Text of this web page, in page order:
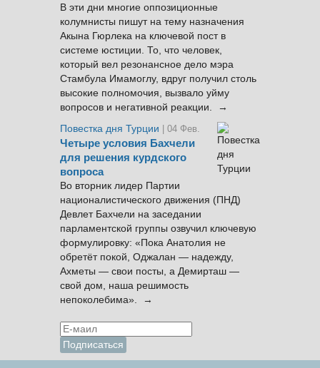
В эти дни многие оппозиционные
колумнисты пишут на тему назначения
Акына Гюрлека на ключевой пост в
системе юстиции. То, что человек,
который вел резонансное дело мэра
Стамбула Имамоглу, вдруг получил столь
высокие полномочия, вызвало уйму
вопросов и негативной реакции. →
Повестка дня Турции
| 04 Фев.
Четыре условия Бахчели
для решения курдского
вопроса
Во вторник лидер Партии
националистического движения (ПНД)
Девлет Бахчели на заседании
парламентской группы озвучил ключевую
формулировку: «Пока Анатолия не
обретёт покой, Оджалан — надежду,
Ахметы — свои посты, а Демирташ —
свой дом, наша решимость
непоколебима». →